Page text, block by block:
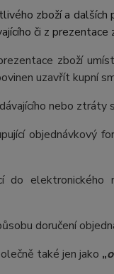
zboží a dalších
či z prezentace
zboží
uzavřít kupní
nebo ztráty
objednávkový
do elektronického
doručení
také jen jako „